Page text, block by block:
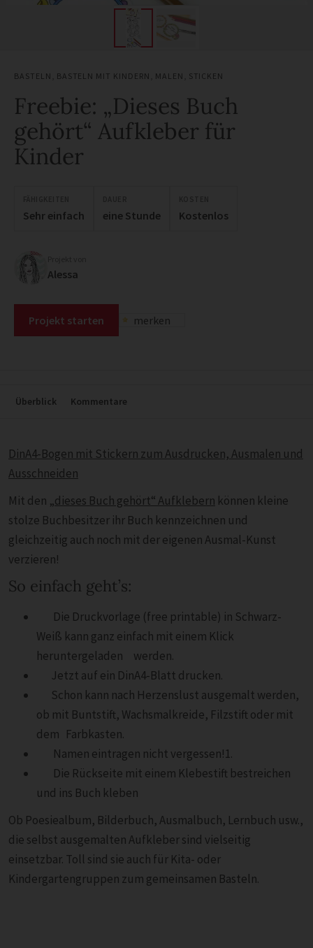
BASTELN BASTELN MIT KINDERN MALEN STICKEN
Freebie: „Dieses Buch
gehört“ Aufkleber für
Kinder
Sehr einfach eine Stunde Kostenlos
Alessa
Projekt starten merken
Überblick Kommentare
DinA4-Bogen mit Stickern zum Ausdrucken, Ausmalen und
Ausschneiden
Mit den „dieses Buch gehört“ Aufklebern können kleine
stolze Buchbesitzer ihr Buch kennzeichnen und
gleichzeitig auch noch mit der eigenen Ausmal-Kunst
verzieren!
So einfach geht’s:
Die Druckvorlage (free printable) in Schwarz-
Weiß kann ganz einfach mit einem Klick
heruntergeladen werden.
Jetzt auf ein DinA4-Blatt drucken.
Schon kann nach Herzenslust ausgemalt werden,
ob mit Buntstift, Wachsmalkreide, Filzstift oder mit
dem Farbkasten.
Namen eintragen nicht vergessen!1.
Die Rückseite mit einem Klebestift bestreichen
und ins Buch kleben
Ob Poesiealbum, Bilderbuch, Ausmalbuch, Lernbuch usw.,
die selbst ausgemalten Aufkleber sind vielseitig
einsetzbar. Toll sind sie auch für Kita- oder
Kindergartengruppen zum gemeinsamen Basteln.